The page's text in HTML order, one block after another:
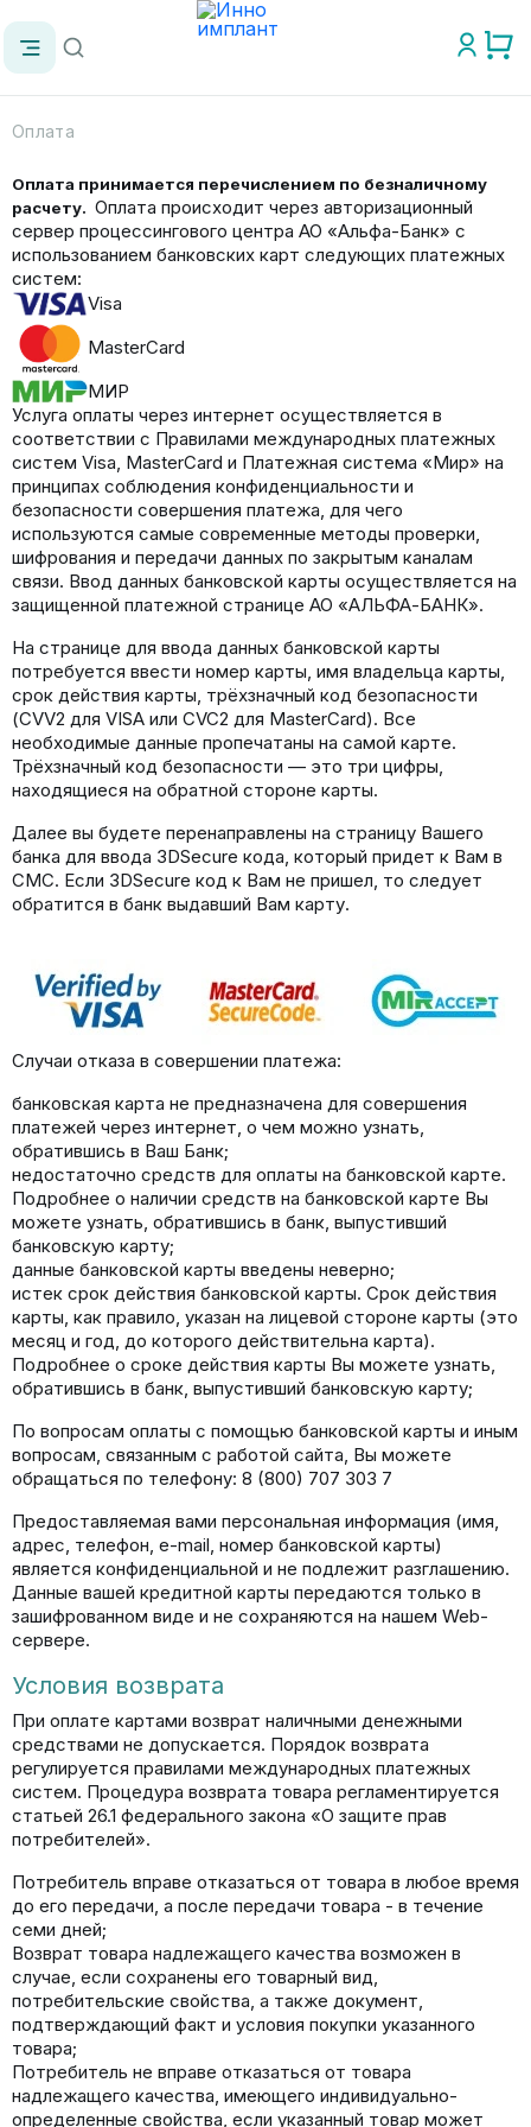
Оплата
Оплата принимается перечислением по безналичному
расчету. Оплата происходит через авторизационный
сервер процессингового центра АО «Альфа-Банк» с
использованием банковских карт следующих платежных
систем:
Visa
MasterCard
МИР
Услуга оплаты через интернет осуществляется в
соответствии с Правилами международных платежных
систем Visa, MasterCard и Платежная система «Мир» на
принципах соблюдения конфиденциальности и
безопасности совершения платежа, для чего
используются самые современные методы проверки,
шифрования и передачи данных по закрытым каналам
связи. Ввод данных банковской карты осуществляется на
защищенной платежной странице АО «АЛЬФА-БАНК».
На странице для ввода данных банковской карты
потребуется ввести номер карты, имя владельца карты,
срок действия карты, трёхзначный код безопасности
(CVV2 для VISA или CVC2 для MasterCard). Все
необходимые данные пропечатаны на самой карте.
Трёхзначный код безопасности — это три цифры,
находящиеся на обратной стороне карты.
Далее вы будете перенаправлены на страницу Вашего
банка для ввода 3DSecure кода, который придет к Вам в
СМС. Если 3DSecure код к Вам не пришел, то следует
обратится в банк выдавший Вам карту.
Случаи отказа в совершении платежа:
банковская карта не предназначена для совершения
платежей через интернет, о чем можно узнать,
обратившись в Ваш Банк;
недостаточно средств для оплаты на банковской карте.
Подробнее о наличии средств на банковской карте Вы
можете узнать, обратившись в банк, выпустивший
банковскую карту;
данные банковской карты введены неверно;
истек срок действия банковской карты. Срок действия
карты, как правило, указан на лицевой стороне карты (это
месяц и год, до которого действительна карта).
Подробнее о сроке действия карты Вы можете узнать,
обратившись в банк, выпустивший банковскую карту;
По вопросам оплаты с помощью банковской карты и иным
вопросам, связанным с работой сайта, Вы можете
обращаться по телефону: 8 (800) 707 303 7
Предоставляемая вами персональная информация (имя,
адрес, телефон, e-mail, номер банковской карты)
является конфиденциальной и не подлежит разглашению.
Данные вашей кредитной карты передаются только в
зашифрованном виде и не сохраняются на нашем Web-
сервере.
Условия возврата
При оплате картами возврат наличными денежными
средствами не допускается. Порядок возврата
регулируется правилами международных платежных
систем. Процедура возврата товара регламентируется
статьей 26.1 федерального закона «О защите прав
потребителей».
Потребитель вправе отказаться от товара в любое время
до его передачи, а после передачи товара - в течение
семи дней;
Возврат товара надлежащего качества возможен в
случае, если сохранены его товарный вид,
потребительские свойства, а также документ,
подтверждающий факт и условия покупки указанного
товара;
Потребитель не вправе отказаться от товара
надлежащего качества, имеющего индивидуально-
определенные свойства, если указанный товар может